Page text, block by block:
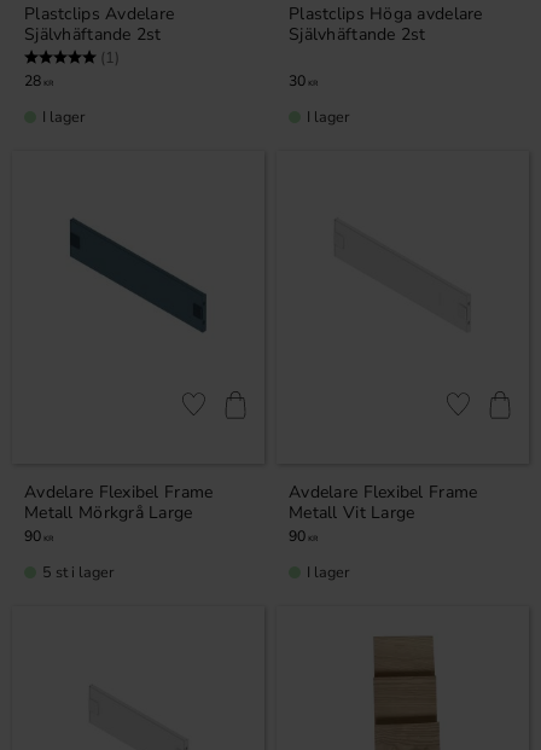
Plastclips Avdelare
Självhäftande 2st
Betyg: (1)
28 KR
I lager
Plastclips Höga avdelare
Självhäftande 2st
30 KR
I lager
Avdelare Flexibel Frame
Metall Mörkgrå Large
90 KR
Lägg till i favoriter
5 st i lager
Avdelare Flexibel Frame
Metall Vit Large
90 KR
Lägg till i
I lager